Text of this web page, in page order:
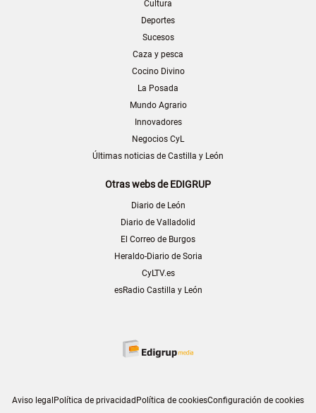
Cultura
Deportes
Sucesos
Caza y pesca
Cocino Divino
La Posada
Mundo Agrario
Innovadores
Negocios CyL
Últimas noticias de Castilla y León
Otras webs de EDIGRUP
Diario de León
Diario de Valladolid
El Correo de Burgos
Heraldo-Diario de Soria
CyLTV.es
esRadio Castilla y León
Aviso legalPolítica de privacidadPolítica de cookiesConfiguración de cookies